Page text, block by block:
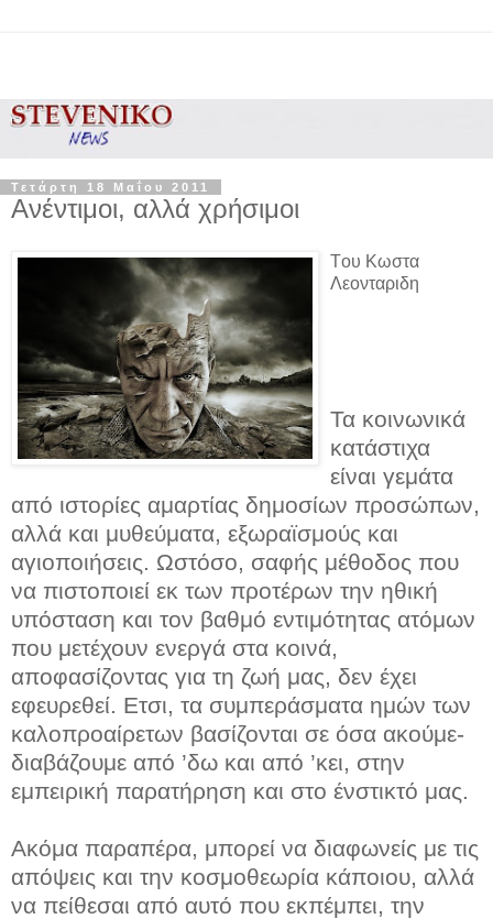
Τετάρτη 18 Μαΐου 2011
Ανέντιμοι, αλλά χρήσιμοι
Tου Κωστα
Λεονταριδη
Τα κοινωνικά
κατάστιχα
είναι γεμάτα
από ιστορίες αμαρτίας δημοσίων προσώπων,
αλλά και μυθεύματα, εξωραϊσμούς και
αγιοποιήσεις. Ωστόσο, σαφής μέθοδος που
να πιστοποιεί εκ των προτέρων την ηθική
υπόσταση και τον βαθμό εντιμότητας ατόμων
που μετέχουν ενεργά στα κοινά,
αποφασίζοντας για τη ζωή μας, δεν έχει
εφευρεθεί. Ετσι, τα συμπεράσματα ημών των
καλοπροαίρετων βασίζονται σε όσα ακούμε-
διαβάζουμε από ’δω και από ’κει, στην
εμπειρική παρατήρηση και στο ένστικτό μας.
Ακόμα παραπέρα, μπορεί να διαφωνείς με τις
απόψεις και την κοσμοθεωρία κάποιου, αλλά
να πείθεσαι από αυτό που εκπέμπει, την